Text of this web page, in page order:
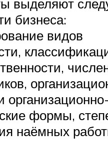
выделяют
бизнеса:
видов
организационно-
формы,
наёмных